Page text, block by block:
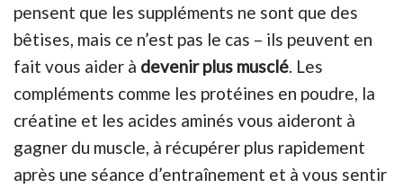
pensent que les suppléments ne sont que des
bêtises, mais ce n’est pas le cas – ils peuvent en
fait vous aider à devenir plus musclé. Les
compléments comme les protéines en poudre, la
créatine et les acides aminés vous aideront à
gagner du muscle, à récupérer plus rapidement
après une séance d’entraînement et à vous sentir